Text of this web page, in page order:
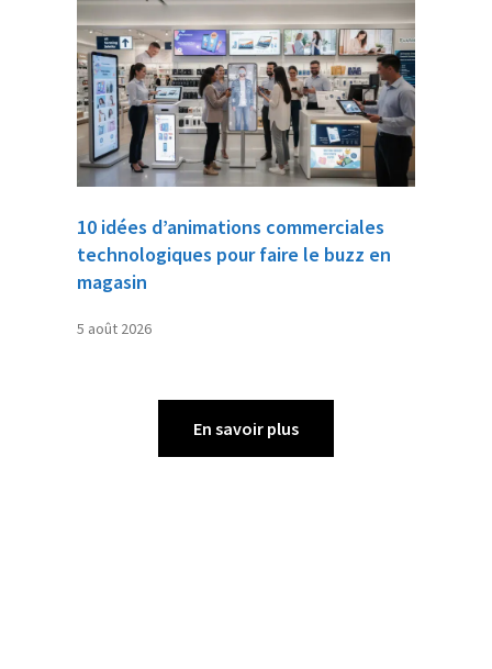
10 idées d’animations commerciales
technologiques pour faire le buzz en
magasin
5 août 2026
En savoir plus